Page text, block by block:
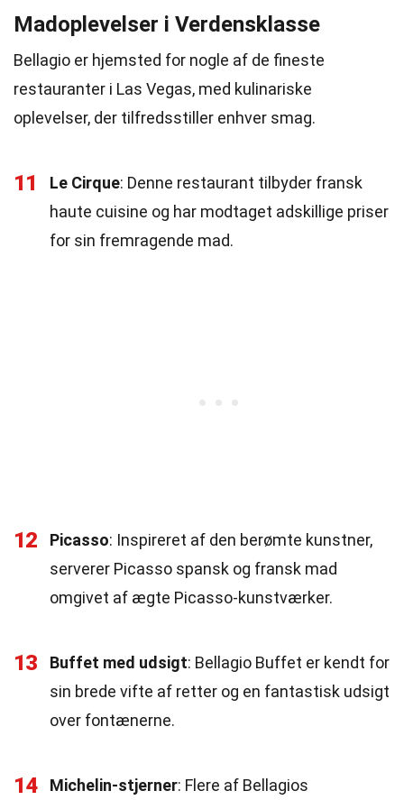
Madoplevelser i Verdensklasse
Bellagio er hjemsted for nogle af de fineste
restauranter i Las Vegas, med kulinariske
oplevelser, der tilfredsstiller enhver smag.
11 Le Cirque: Denne restaurant tilbyder fransk
haute cuisine og har modtaget adskillige priser
for sin fremragende mad.
12 Picasso: Inspireret af den berømte kunstner,
serverer Picasso spansk og fransk mad
omgivet af ægte Picasso-kunstværker.
13 Buffet med udsigt: Bellagio Buffet er kendt for
sin brede vifte af retter og en fantastisk udsigt
over fontænerne.
14 Michelin-stjerner: Flere af Bellagios